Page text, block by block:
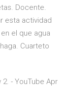
Docente.
esta actividad
el que agua
Cuarteto
- YouTube Apr